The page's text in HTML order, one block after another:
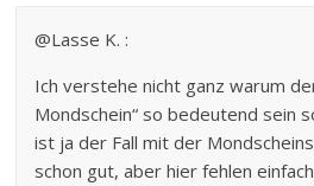
@Lasse K. :
Ich verstehe nicht ganz warum
Mondschein“ so bedeutend sein
ist ja der Fall mit der
schon gut, aber hier fehlen